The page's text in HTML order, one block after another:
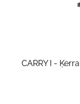
CARRY I -